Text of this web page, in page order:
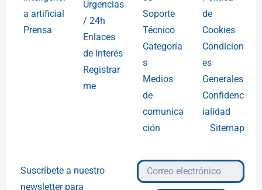
a artificial
Prensa
Urgencias
/ 24h
Enlaces
de interés
Registrar
me
Soporte
Técnico
Categoría
s
Medios
de
comunica
ción
de
Cookies
Condicion
es
Generales
Confidenc
ialidad
Sitemap
Suscríbete a nuestro
newsletter para